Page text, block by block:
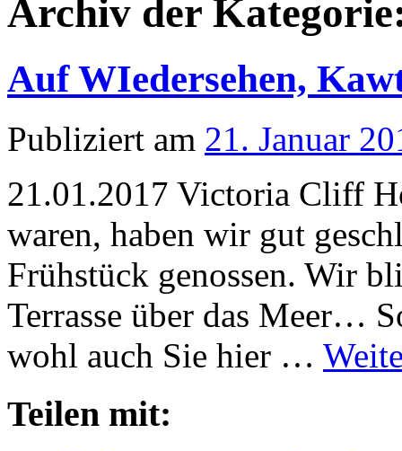
Archiv der
Auf WIedersehen,
Publiziert am 21. Januar
21.01.2017 Victoria Cliff
waren, haben wir gut
Frühstück genossen. Wir
Terrasse über das Meer…
wohl auch Sie hier …
Teilen mit: